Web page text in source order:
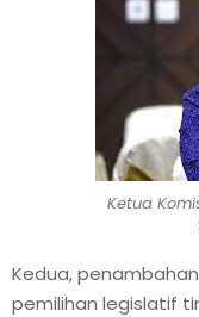
Ketua
Kedua,
pemilihan legislatif